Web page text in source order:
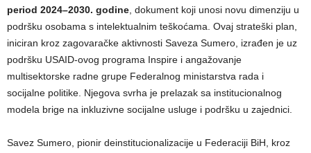
period 2024–2030. godine, dokument koji unosi novu dimenziju u
podršku osobama s intelektualnim teškoćama. Ovaj strateški plan,
iniciran kroz zagovaračke aktivnosti Saveza Sumero, izrađen je uz
podršku USAID-ovog programa Inspire i angažovanje
multisektorske radne grupe Federalnog ministarstva rada i
socijalne politike. Njegova svrha je prelazak sa institucionalnog
modela brige na inkluzivne socijalne usluge i podršku u zajednici.
Savez Sumero, pionir deinstitucionalizacije u Federaciji BiH, kroz